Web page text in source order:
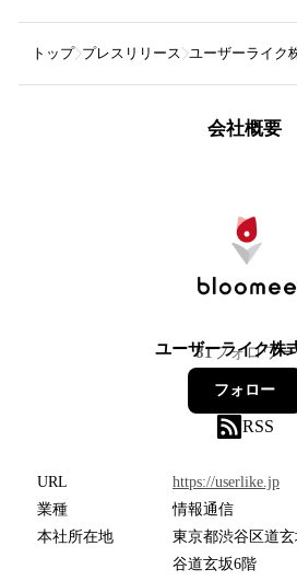
トップ プレスリリース ユーザーライク
会社概要
ユーザーライク株
81フォロワー
フォロー
RSS
URL
https://userlike.jp
業種
情報通信
本社所在地
東京都渋谷区道
谷道玄坂6階